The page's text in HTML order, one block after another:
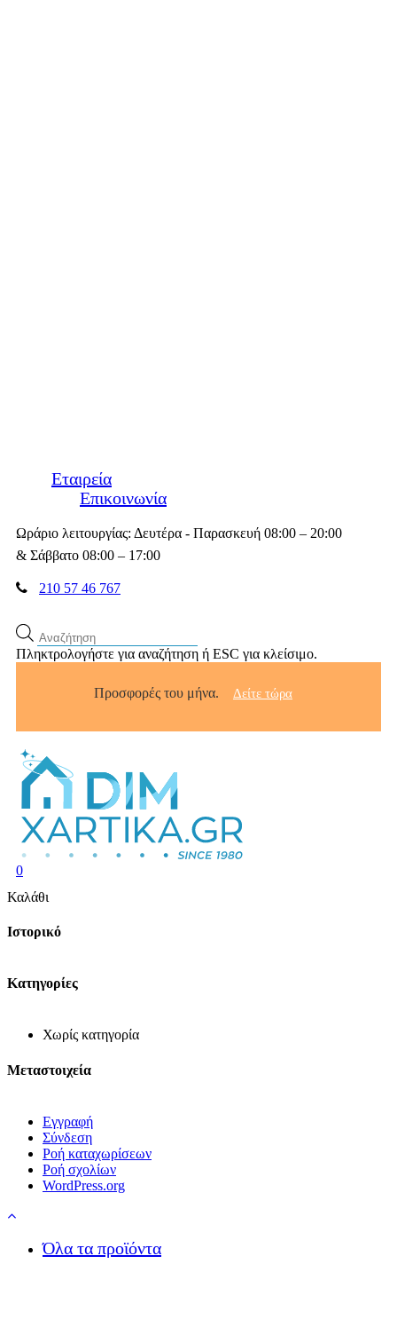
Εταιρεία
Επικοινωνία
Ωράριο λειτουργίας: Δευτέρα - Παρασκευή 08:00 – 20:00
& Σάββατο 08:00 – 17:00
210 57 46 767
Αναζήτηση
προϊόντων
Πληκτρολογήστε για αναζήτηση ή ESC για κλείσιμο.
Προσφορές του μήνα. Δείτε τώρα
search
account
0
Καλάθι
Ιστορικό
Kατηγορίες
Χωρίς κατηγορία
Μεταστοιχεία
Εγγραφή
Σύνδεση
Ροή καταχωρίσεων
Ροή σχολίων
WordPress.org
Menu
Menu
Όλα τα προϊόντα